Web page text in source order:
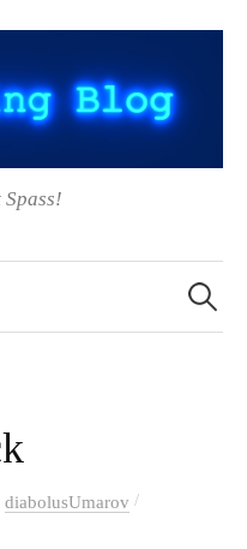
Spass!
nach:
diabolusUmarov /